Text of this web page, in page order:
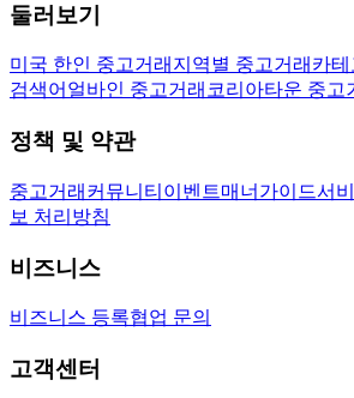
둘러보기
미국 한인 중고거래 지역별 중고거래 카
검색어 얼바인 중고거래 코리아타운 중고
정책 및 약관
중고거래 커뮤니티 이벤트매너가이드서
보 처리방침
비즈니스
비즈니스 등록협업 문의
고객센터